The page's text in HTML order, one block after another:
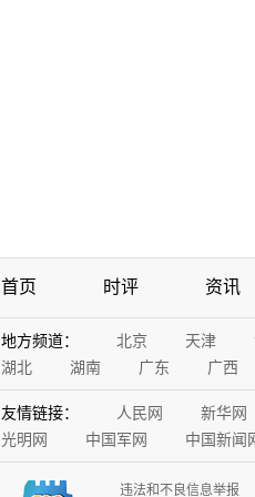
首页 时评 资讯
地方频道： 北京 天津
湖北
湖南 广东 广西
友情链接： 人民网 新华网
光明网
中国军网 中国新闻
违法和不良信息举报